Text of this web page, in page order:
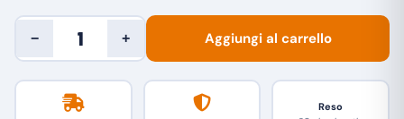
− + Aggiungi al carrello
Reso